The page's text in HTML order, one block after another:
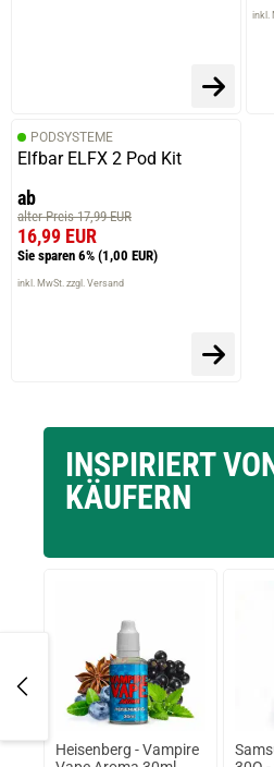
inkl.
PODSYSTEME
Elfbar ELFX 2 Pod Kit
ab
alter Preis 17,99 EUR
16,99 EUR
Sie sparen 6% (1,00 EUR)
inkl. MwSt. zzgl. Versand
INSPIRIERT
KÄUFERN
Heisenberg - Vampire